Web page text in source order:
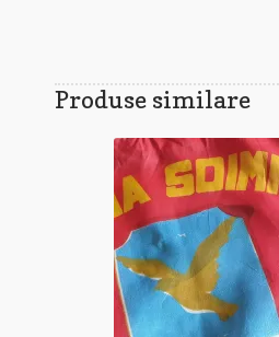
Produse similare